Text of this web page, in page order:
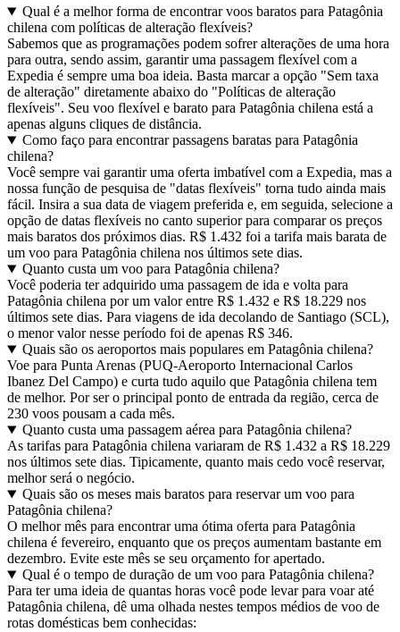
Qual é a melhor forma de encontrar voos baratos para Patagônia
chilena com políticas de alteração flexíveis?
Sabemos que as programações podem sofrer alterações de uma hora
para outra, sendo assim, garantir uma passagem flexível com a
Expedia é sempre uma boa ideia. Basta marcar a opção "Sem taxa
de alteração" diretamente abaixo do "Políticas de alteração
flexíveis". Seu voo flexível e barato para Patagônia chilena está a
apenas alguns cliques de distância.
Como faço para encontrar passagens baratas para Patagônia
chilena?
Você sempre vai garantir uma oferta imbatível com a Expedia, mas a
nossa função de pesquisa de "datas flexíveis" torna tudo ainda mais
fácil. Insira a sua data de viagem preferida e, em seguida, selecione a
opção de datas flexíveis no canto superior para comparar os preços
mais baratos dos próximos dias. R$ 1.432 foi a tarifa mais barata de
um voo para Patagônia chilena nos últimos sete dias.
Quanto custa um voo para Patagônia chilena?
Você poderia ter adquirido uma passagem de ida e volta para
Patagônia chilena por um valor entre R$ 1.432 e R$ 18.229 nos
últimos sete dias. Para viagens de ida decolando de Santiago (SCL),
o menor valor nesse período foi de apenas R$ 346.
Quais são os aeroportos mais populares em Patagônia chilena?
Voe para Punta Arenas (PUQ-Aeroporto Internacional Carlos
Ibanez Del Campo) e curta tudo aquilo que Patagônia chilena tem
de melhor. Por ser o principal ponto de entrada da região, cerca de
230 voos pousam a cada mês.
Quanto custa uma passagem aérea para Patagônia chilena?
As tarifas para Patagônia chilena variaram de R$ 1.432 a R$ 18.229
nos últimos sete dias. Tipicamente, quanto mais cedo você reservar,
melhor será o negócio.
Quais são os meses mais baratos para reservar um voo para
Patagônia chilena?
O melhor mês para encontrar uma ótima oferta para Patagônia
chilena é fevereiro, enquanto que os preços aumentam bastante em
dezembro. Evite este mês se seu orçamento for apertado.
Qual é o tempo de duração de um voo para Patagônia chilena?
Para ter uma ideia de quantas horas você pode levar para voar até
Patagônia chilena, dê uma olhada nestes tempos médios de voo de
rotas domésticas bem conhecidas: